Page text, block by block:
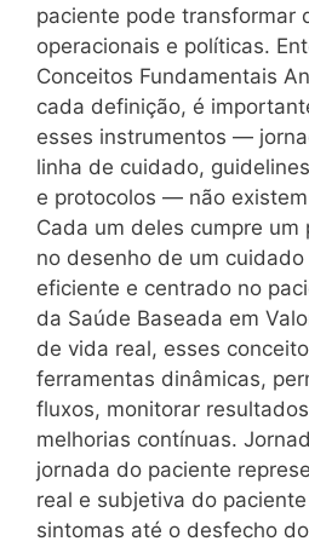
paciente pode transformar
operacionais e políticas.
Conceitos Fundamentais
cada definição, é
esses instrumentos —
linha de cuidado,
e protocolos — não
Cada um deles cumpre um
no desenho de um
eficiente e centrado no
da Saúde Baseada em
de vida real, esses
ferramentas dinâmicas,
fluxos, monitorar
melhorias contínuas.
jornada do paciente
real e subjetiva do
sintomas até o desfecho